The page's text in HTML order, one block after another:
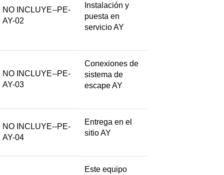
NO INCLUYE--PE-
AY-02
Instalación y
puesta en
servicio AY
NO INCLUYE--PE-
AY-03
Conexiones de
sistema de
escape AY
NO INCLUYE--PE-
AY-04
Entrega en el
sitio AY
Este equipo